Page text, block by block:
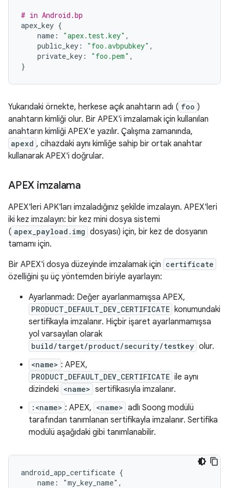
# in Android.bp
apex_key {
name : "apex.test.key" ,
public_key : "foo.avbpubkey" ,
private_key : "foo.pem" ,
}
Yukarıdaki örnekte, herkese açık anahtarın adı ( foo )
anahtarın kimliği olur. Bir APEX'i imzalamak için kullanılan
anahtarın kimliği APEX'e yazılır. Çalışma zamanında,
apexd , cihazdaki aynı kimliğe sahip bir ortak anahtar
kullanarak APEX'i doğrular.
APEX imzalama
APEX'leri APK'ları imzaladığınız şekilde imzalayın. APEX'leri
iki kez imzalayın: bir kez mini dosya sistemi
( apex_payload.img dosyası) için, bir kez de dosyanın
tamamı için.
Bir APEX'i dosya düzeyinde imzalamak için certificate
özelliğini şu üç yöntemden biriyle ayarlayın:
Ayarlanmadı: Değer ayarlanmamışsa APEX,
PRODUCT_DEFAULT_DEV_CERTIFICATE konumundaki
sertifikayla imzalanır. Hiçbir işaret ayarlanmamışsa
yol varsayılan olarak
build/target/product/security/testkey olur.
<name> : APEX,
PRODUCT_DEFAULT_DEV_CERTIFICATE ile aynı
dizindeki <name> sertifikasıyla imzalanır.
:<name> : APEX, <name> adlı Soong modülü
tarafından tanımlanan sertifikayla imzalanır. Sertifika
modülü aşağıdaki gibi tanımlanabilir.
android_app_certificate {
    name: "my_key_name",